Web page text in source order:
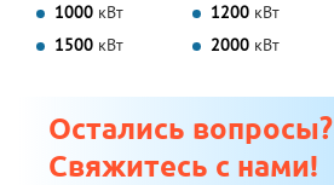
1000 кВт 1200 кВт
1500 кВт 2000 кВт
Остались вопросы?
Свяжитесь с нами!